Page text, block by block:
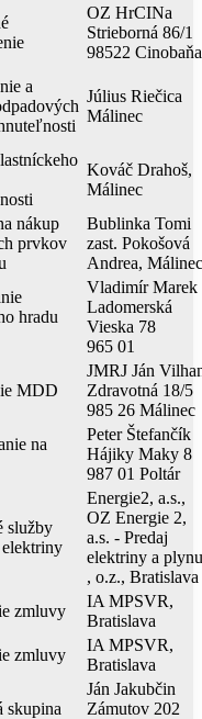
OZ HrCINa
Strieborná 86/1
98522 Cinobaňa
a
Július Riečica
Málinec
Kováč Drahoš,
Málinec
nákup
prvkov
Bublinka Tomi
zast. Pokošová
Andrea, Málinec
hradu
Vladimír Marek
Ladomerská
Vieska 78
965 01
MDD
JMRJ Ján
Zdravotná 18/5
985 26 Málinec
na
Peter Štefančík
Hájiky Maky 8
987 01 Poltár
služby
Energie2, a.s.,
OZ Energie 2,
a.s. - Predaj
elektriny a plynu
, o.z., Bratislava
zmluvy
IA MPSVR,
Bratislava
zmluvy
IA MPSVR,
Bratislava
skupina
Ján Jakubčin
Zámutov 202